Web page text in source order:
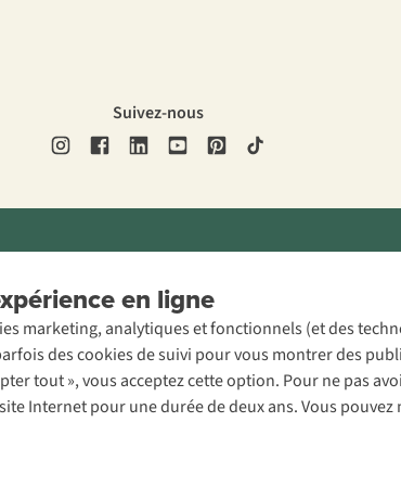
en ligne
marketing, analytiques et fonctionnels (et des
des cookies de suivi pour vous montrer des
tout », vous acceptez cette option. Pour ne pas
Internet pour une durée de deux ans. Vous
Suivez-nous